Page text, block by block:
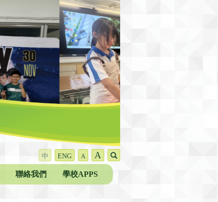
中 ENG A A
聯絡我們 學校APPS